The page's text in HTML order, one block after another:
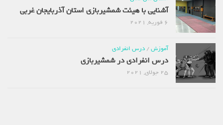
آشنایی با هیئت شمشیربازی استان آذربایجان غربی
آموزش/درس انفرادی
درس انفرادی در شمشیربازی